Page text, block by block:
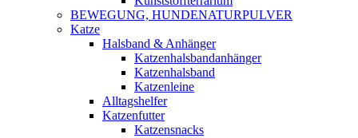
BEWEGUNG, HUNDENATURPULVER
Katze
Halsband & Anhänger
Katzenhalsbandanhänger
Katzenhalsband
Katzenleine
Alltagshelfer
Katzenfutter
Katzensnacks